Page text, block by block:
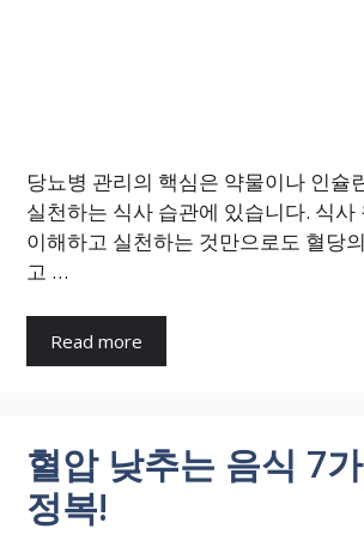
당뇨병 관리의 핵심은 약물이나 인슐
실천하는 식사 습관에 있습니다. 식사
이해하고 실천하는 것만으로도 혈당
고 …
Read more
혈압 낮추는 음식 7
정복!